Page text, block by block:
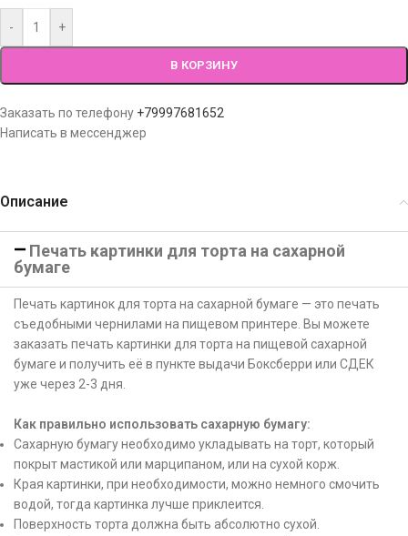
- +
В КОРЗИНУ
Заказать по телефону +79997681652
Написать в мессенджер
Описание
Печать картинки для торта на сахарной
бумаге
Печать картинок для торта на сахарной бумаге — это печать
съедобными чернилами на пищевом принтере. Вы можете
заказать печать картинки для торта на пищевой сахарной
бумаге и получить её в пункте выдачи Боксберри или СДЕК
уже через 2-3 дня.
Как правильно использовать сахарную бумагу:
Сахарную бумагу необходимо укладывать на торт, который
покрыт мастикой или марципаном, или на сухой корж.
Края картинки, при необходимости, можно немного смочить
водой, тогда картинка лучше приклеится.
Поверхность торта должна быть абсолютно сухой.